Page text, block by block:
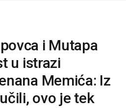
i Mutapa
u istrazi
Memića: Iz
ovo je tek